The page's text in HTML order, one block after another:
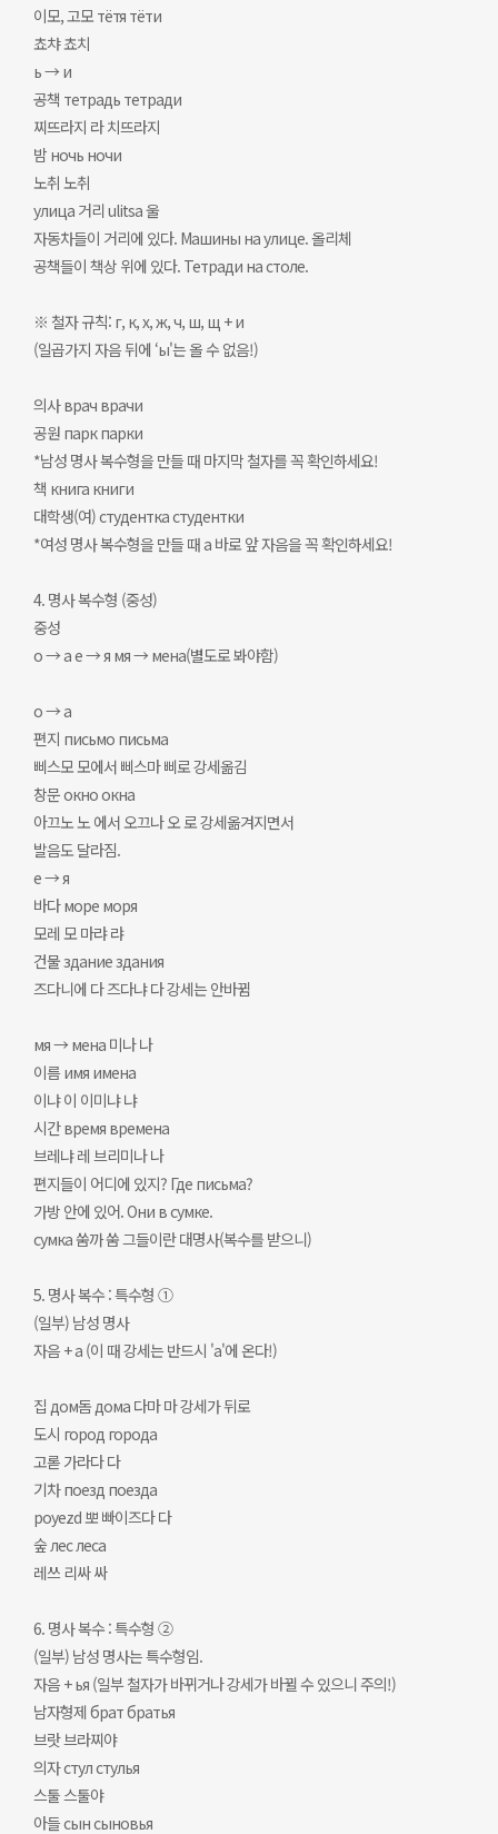
이모, 고모 тётя тёти
쵸챠 쵸치
ь → и
공책 тетрадь тетради
찌뜨라지 라 치뜨라지
밤 ночь ночи
노취 노취
улица 거리 ulitsa 울
자동차들이 거리에 있다. Машины на улице. 올리체
공책들이 책상 위에 있다. Тетради на столе.
※ 철자 규칙: г, к, х, ж, ч, ш, щ + и
(일곱가지 자음 뒤에 ‘ы'는 올 수 없음!)
의사 врач врачи
공원 парк парки
*남성 명사 복수형을 만들 때 마지막 철자를 꼭 확인하세요!
책 книга книги
대학생(여) студентка студентки
*여성 명사 복수형을 만들 때 а 바로 앞 자음을 꼭 확인하세요!
4. 명사 복수형 (중성)
중성
о → а е → я мя → мена(별도로 봐야함)
о → а
편지 письмо письма
삐스모 모에서 삐스마 삐로 강세옮김
창문 окно окна
아끄노 노 에서 오끄나 오 로 강세옮겨지면서
발음도 달라짐.
е → я
바다 море моря
모레 모 마랴 랴
건물 здание здания
즈다니에 다 즈다냐 다 강세는 안바뀜
мя → мена 미나 나
이름 имя имена
이냐 이 이미냐 냐
시간 время времена
브레냐 레 브리미나 나
편지들이 어디에 있지? Где письма?
가방 안에 있어. Они в сумке.
сумка 쑴까 쑴 그들이란 대명사(복수를 받으니)
5. 명사 복수 : 특수형 ①
(일부) 남성 명사
자음 + а (이 때 강세는 반드시 'а'에 온다!)
집 дом돔 дома 다마 마 강세가 뒤로
도시 город города
고롣 가라다 다
기차 поезд поезда
poyezd 뽀 빠이즈다 다
숲 лес леса
레쓰 리싸 싸
6. 명사 복수 : 특수형 ②
(일부) 남성 명사는 특수형임.
자음 + ья (일부 철자가 바뀌거나 강세가 바뀔 수 있으니 주의!)
남자형제 брат братья
브랏 브라찌야
의자 стул стулья
스툴 스툴야
아들 сын сыновья